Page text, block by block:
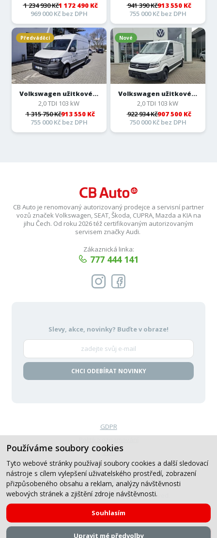
Používáme soubory cookies
Tyto webové stránky používají soubory cookies a další sledovací
nástroje s cílem vylepšení uživatelského prostředí, zobrazení
přizpůsobeného obsahu a reklam, analýzy návštěvnosti
webových stránek a zjištění zdroje návštěvnosti.
Souhlasím
Upravit mé předvolby
1 234 930 Kč1 172 490 Kč
969 000 Kč bez DPH
941 390 Kč913 550 Kč
755 000 Kč bez DPH
Předváděcí
Volkswagen užitkové...
2,0 TDI 103 kW
1 315 750 Kč913 550 Kč
755 000 Kč bez DPH
Nové
Volkswagen užitkové...
2,0 TDI 103 kW
922 934 Kč907 500 Kč
750 000 Kč bez DPH
CB Auto je renomovaný autorizovaný prodejce a servisní partner
vozů značek Volkswagen, SEAT, Škoda, CUPRA, Mazda a KIA na
jihu Čech. Od roku 2026 též certifikovaným autorizovaným
servisem značky Audi.
Zákaznická linka:
777 444 141
Slevy, akce, novinky? Buďte v obraze!
CHCI ODEBÍRAT NOVINKY
© 2019-2026, CB Auto, All Rights Reserved.
GDPR
VOP
Created by